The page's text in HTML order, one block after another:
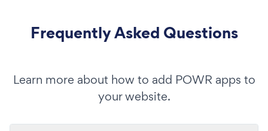
Frequently Asked Questions
Learn more about how to add POWR apps to
your website.